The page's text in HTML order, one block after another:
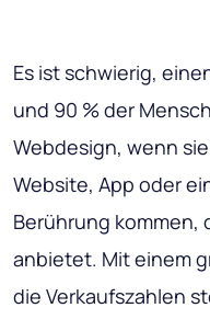
Es ist schwierig,
und 90 % der
Webdesign, wenn
Website, App oder
Berührung kommen,
anbietet. Mit einem
die Verkaufszahlen